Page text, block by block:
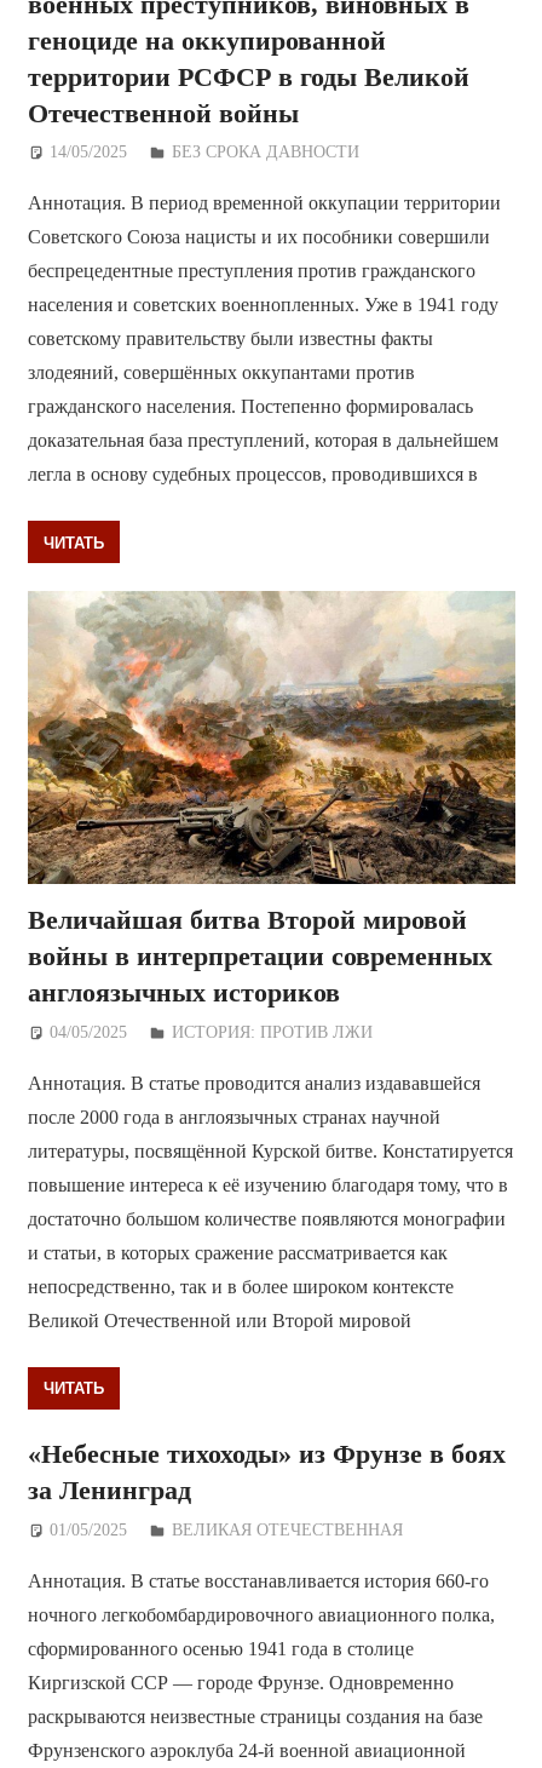
геноциде на оккупированной
территории РСФСР в годы Великой
Отечественной войны
14/05/2025 Дежурный по Редакции
БЕЗ СРОКА ДАВНОСТИ
Аннотация. В период временной оккупации территории
Советского Союза нацисты и их пособники совершили
беспрецедентные преступления против гражданского
населения и советских военнопленных. Уже в 1941 году
советскому правительству были известны факты
злодеяний, совершённых оккупантами против
гражданского населения. Постепенно формировалась
доказательная база преступлений, которая в дальнейшем
легла в основу судебных процессов, проводившихся в
ЧИТАТЬ
Величайшая битва Второй мировой
войны в интерпретации современных
англоязычных историков
04/05/2025 Дежурный по Редакции
ИСТОРИЯ: ПРОТИВ ЛЖИ
Аннотация. В статье проводится анализ издававшейся
после 2000 года в англоязычных странах научной
литературы, посвящённой Курской битве. Констатируется
повышение интереса к её изучению благодаря тому, что в
достаточно большом количестве появляются монографии
и статьи, в которых сражение рассматривается как
непосредственно, так и в более широком контексте
Великой Отечественной или Второй мировой
ЧИТАТЬ
«Небесные тихоходы» из Фрунзе в боях
за Ленинград
01/05/2025 Дежурный по Редакции
ВЕЛИКАЯ ОТЕЧЕСТВЕННАЯ
Аннотация. В статье восстанавливается история 660-го
ночного легкобомбардировочного авиационного полка,
сформированного осенью 1941 года в столице
Киргизской ССР — городе Фрунзе. Одновременно
раскрываются неизвестные страницы создания на базе
Фрунзенского аэроклуба 24-й военной авиационной